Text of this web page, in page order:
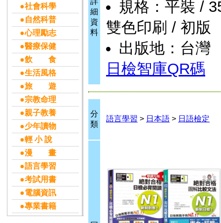
●社會科學
●自然科普
●心理勵志
●醫療保健
●飲 食
●生活風格
●旅 遊
●宗教命理
●親子教養
●少年讀物
●輕 小 說
●漫 畫
●語言學習
●考試用書
●電腦資訊
●專業書籍
細
資
料
規格：平裝 /
雙色印刷 / 初版
出版地：台灣
日檢智庫QR碼
分
類
語言學習 > 日本語 > 日語檢定